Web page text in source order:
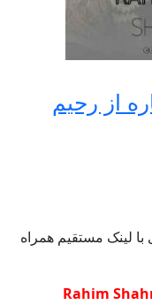
از رحیم
با لینک مستقیم همراه
Rahim